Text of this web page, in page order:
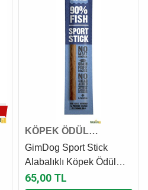
KÖPEK ÖDÜL
ÇUBUĞU
GimDog Sport Stick
Alabalıklı Köpek Ödül
Çubuğu 12 Gr
65,00 TL